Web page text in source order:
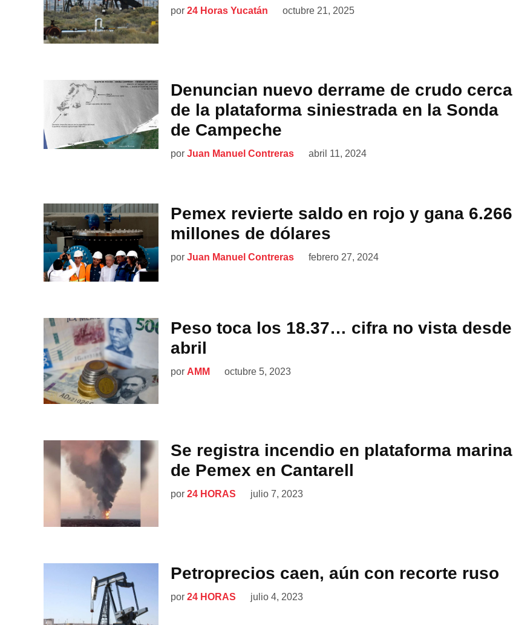
por 24 Horas Yucatán octubre 21, 2025
Denuncian nuevo derrame de crudo cerca
de la plataforma siniestrada en la Sonda
de Campeche
por Juan Manuel Contreras abril 11, 2024
Pemex revierte saldo en rojo y gana 6.266
millones de dólares
por Juan Manuel Contreras febrero 27, 2024
Peso toca los 18.37… cifra no vista desde
abril
por AMM octubre 5, 2023
Se registra incendio en plataforma marina
de Pemex en Cantarell
por 24 HORAS julio 7, 2023
Petroprecios caen, aún con recorte ruso
por 24 HORAS julio 4, 2023